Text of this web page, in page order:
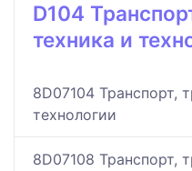
D104
техника и
8D07104 Транспорт,
технологии
8D07108 Транспорт,